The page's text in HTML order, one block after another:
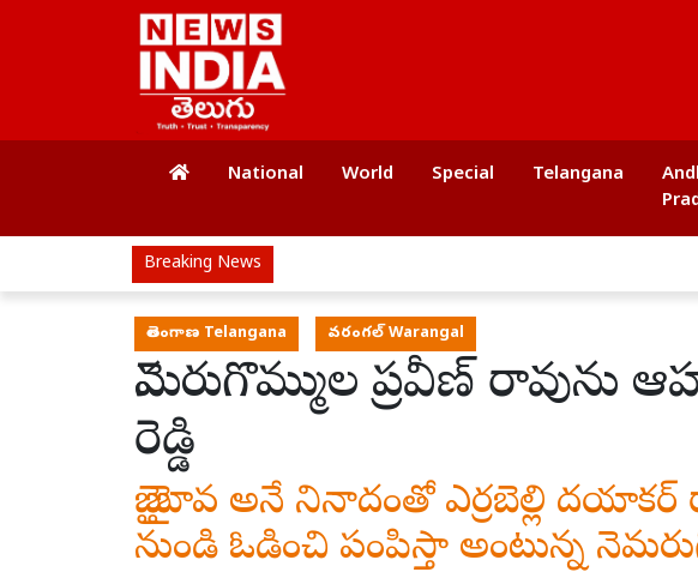
National World Special Telangana
Breaking News
తెలంగాణ Telangana వరంగల్ Warangal
నెమరుగొమ్ముల ప్రవీణ్ రావును
రెడ్డి
బై బై బావ అనే నినాదంతో ఎర్రబెల్లి దయాకర్
నుండి ఓడించి పంపిస్తా అంటున్న